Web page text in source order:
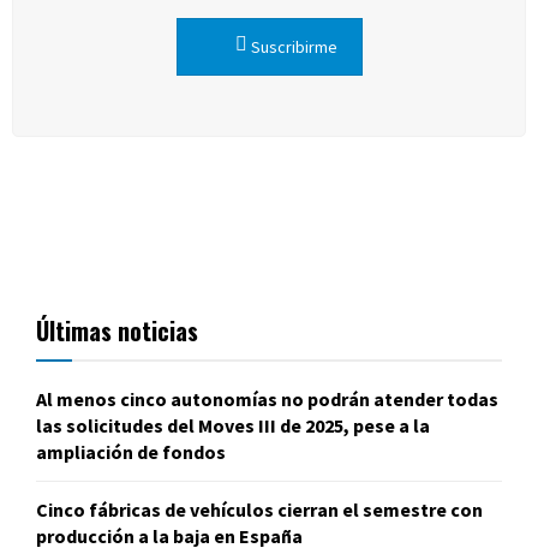
Suscribirme
Últimas noticias
Al menos cinco autonomías no podrán atender todas
las solicitudes del Moves III de 2025, pese a la
ampliación de fondos
Cinco fábricas de vehículos cierran el semestre con
producción a la baja en España